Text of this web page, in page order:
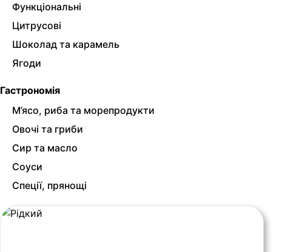
Функціональні
Цитрусові
Шоколад та карамель
Ягоди
Гастрономія
М’ясо, риба та морепродукти
Овочі та гриби
Сир та масло
Соуси
Спеції, прянощі